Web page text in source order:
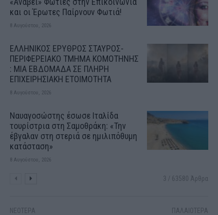
και οι Έρωτες Παίρνουν Φωτιά!
8 Αυγούστου, 2026
ΕΛΛΗΝΙΚΟΣ ΕΡΥΘΡΟΣ ΣΤΑΥΡΟΣ-
ΠΕΡΙΦΕΡΕΙΑΚΟ ΤΜΗΜΑ ΚΟΜΟΤΗΝΗΣ
: ΜΙΑ ΕΒΔΟΜΑΔΑ ΣΕ ΠΛΗΡΗ
ΕΠΙΧΕΙΡΗΣΙΑΚΗ ΕΤΟΙΜΟΤΗΤΑ
8 Αυγούστου, 2026
Ναυαγοσώστης έσωσε Ιταλίδα
τουρίστρια στη Σαμοθράκη: «Την
έβγαλαν στη στεριά σε ημιλιπόθυμη
κατάσταση»
8 Αυγούστου, 2026
3 / 63580 Άρθρα
ΝΕΟΤΕΡΑ ΠΑΛΑΙΟΤΕΡΑ